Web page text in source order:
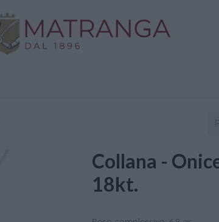
Collana -
18kt.